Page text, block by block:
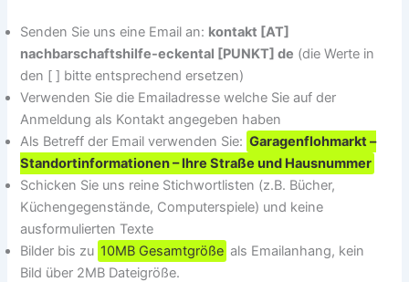
Senden Sie uns eine Email an: kontakt [AT]
nachbarschaftshilfe-eckental [PUNKT] de (die Werte in
den [ ] bitte entsprechend ersetzen)
Verwenden Sie die Emailadresse welche Sie auf der
Anmeldung als Kontakt angegeben haben
Als Betreff der Email verwenden Sie: Garagenflohmarkt –
Standortinformationen – Ihre Straße und Hausnummer
Schicken Sie uns reine Stichwortlisten (z.B. Bücher,
Küchengegenstände, Computerspiele) und keine
ausformulierten Texte
Bilder bis zu 10MB Gesamtgröße als Emailanhang, kein
Bild über 2MB Dateigröße.